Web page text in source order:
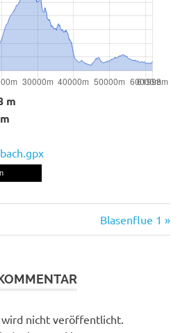
m
Nächster
Beitrag:
Blasenflue 1
nicht veröffentlicht.